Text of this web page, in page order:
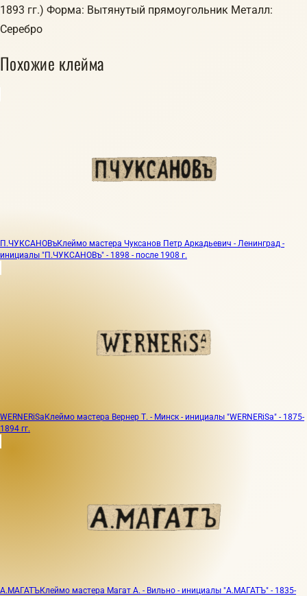
1893 гг.) Форма: Вытянутый прямоугольник Металл:
Серебро
Похожие клейма
П.ЧУКСАНОВъКлеймо мастера Чуксанов Петр Аркадьевич - Ленинград -
инициалы "П.ЧУКСАНОВъ" - 1898 - после 1908 г.
WERNERiSaКлеймо мастера Вернер Т. - Минск - инициалы "WERNERiSa" - 1875-
1894 гг.
А.МАГАТЪКлеймо мастера Магат А. - Вильно - инициалы "А.МАГАТЪ" - 1835-